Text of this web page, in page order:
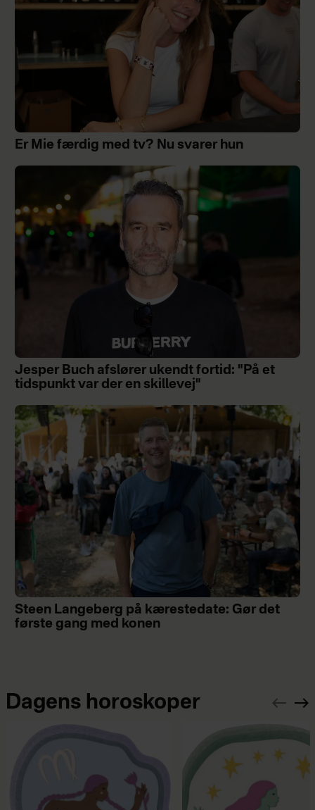
Er Mie færdig med tv? Nu svarer hun
Jesper Buch afslører ukendt fortid: "På et
tidspunkt var der en skillevej"
Steen Langeberg på kærestedate: Gør det
første gang med konen
Dagens horoskoper